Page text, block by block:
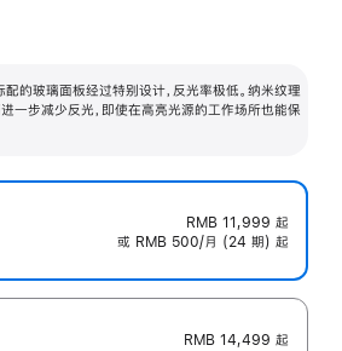
配的玻璃面板经过特别设计，反光率极低。纳米纹理
一步减少反光，即使在高亮光源的工作场所也能保
RMB 11,999 起
或 RMB 500/月 (24 期) 起
RMB 14,499 起